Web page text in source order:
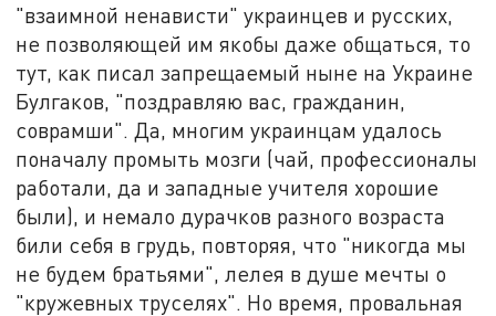
"взаимной ненависти" украинцев и русских,
не позволяющей им якобы даже общаться, то
тут, как писал запрещаемый ныне на Украине
Булгаков, "поздравляю вас, гражданин,
соврамши". Да, многим украинцам удалось
поначалу промыть мозги (чай, профессионалы
работали, да и западные учителя хорошие
были), и немало дурачков разного возраста
били себя в грудь, повторяя, что "никогда мы
не будем братьями", лелея в душе мечты о
"кружевных труселях". Но время, провальная